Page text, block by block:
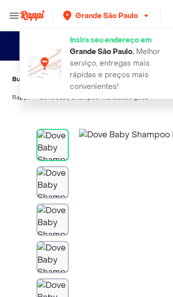
Grande São Paulo
Insira seu endereço em
Grande São Paulo.Melhor
serviço, entregas mais
rápidas e preços mais
convenientes!
Buscas relacionadas:Shampoo e sabonete,Dove Baby
Rappi dove baby shampoo hidratacao glicer